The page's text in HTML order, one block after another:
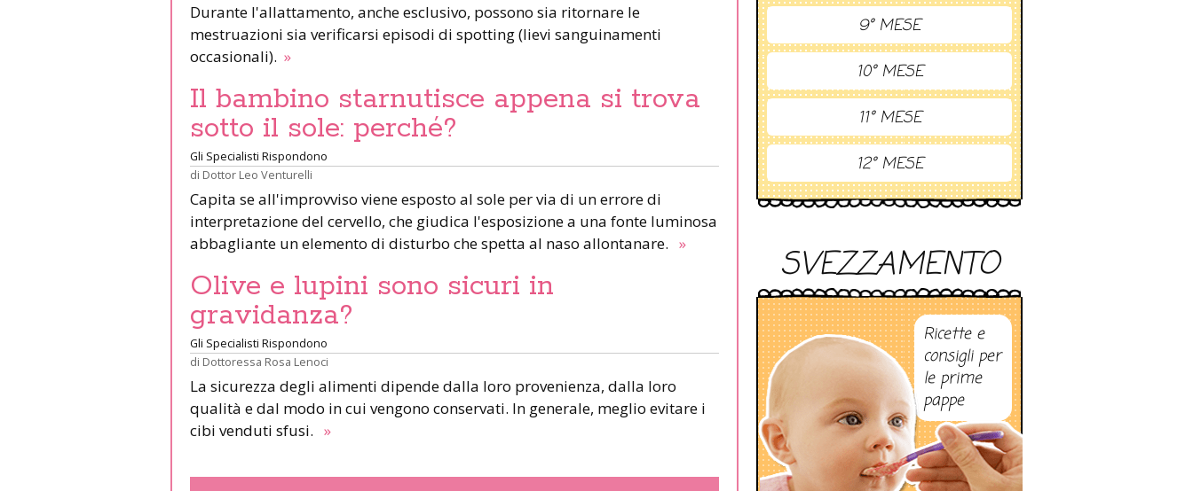
Durante l'allattamento, anche esclusivo, possono sia ritornare le
mestruazioni sia verificarsi episodi di spotting (lievi sanguinamenti
occasionali). »
Il bambino starnutisce appena si trova
sotto il sole: perché?
Gli Specialisti Rispondono
di Dottor Leo Venturelli
Capita se all'improvviso viene esposto al sole per via di un errore di
interpretazione del cervello, che giudica l'esposizione a una fonte luminosa
abbagliante un elemento di disturbo che spetta al naso allontanare. »
Olive e lupini sono sicuri in
gravidanza?
Gli Specialisti Rispondono
di Dottoressa Rosa Lenoci
La sicurezza degli alimenti dipende dalla loro provenienza, dalla loro
qualità e dal modo in cui vengono conservati. In generale, meglio evitare i
cibi venduti sfusi. »
9° MESE
10° MESE
11° MESE
12° MESE
SVEZZAMENTO
Ricette e
consigli per
le prime
pappe